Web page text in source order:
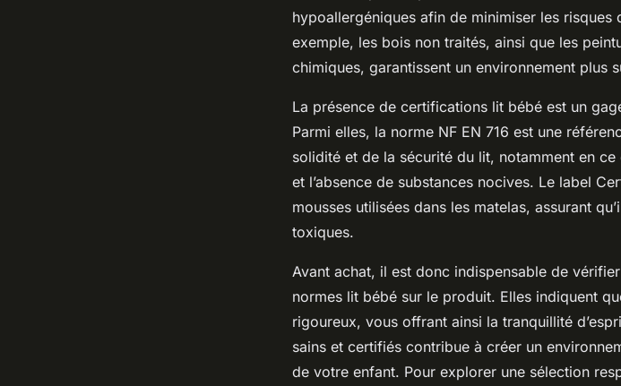
hypoallergéniques afin de minimiser les risques
exemple, les bois non traités, ainsi que les
chimiques, garantissent un environnement plus
La présence de certifications lit bébé est un
Parmi elles, la norme NF EN 716 est une
solidité et de la sécurité du lit, notamment en
et l’absence de substances nocives. Le label
mousses utilisées dans les matelas, assurant
toxiques.
Avant achat, il est donc indispensable de
normes lit bébé sur le produit. Elles indiquent
rigoureux, vous offrant ainsi la tranquillité
sains et certifiés contribue à créer un
de votre enfant. Pour explorer une sélection